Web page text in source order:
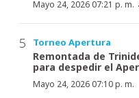
Mayo 24, 2026 07:21 p. m. ·
Torneo Apertura
Remontada de
para despedir el
Mayo 24, 2026 07:10 p. m.